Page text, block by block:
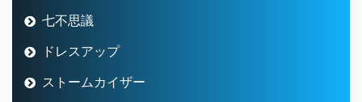
七不思議
ドレスアップ
ストームカイザー